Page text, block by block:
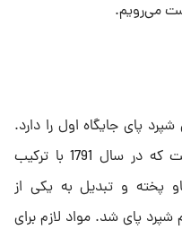
می‌رویم.
پای جایگاه اول را دارد.
این خوراک یک غذای بریتانیایی است که در سال 1791 با ترکیب
پخته و تبدیل به یکی از
پای شد. مواد لازم برای